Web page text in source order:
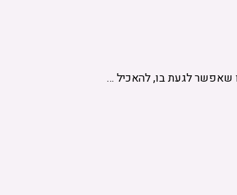
שאפשר לגעת בו, להאכיל …